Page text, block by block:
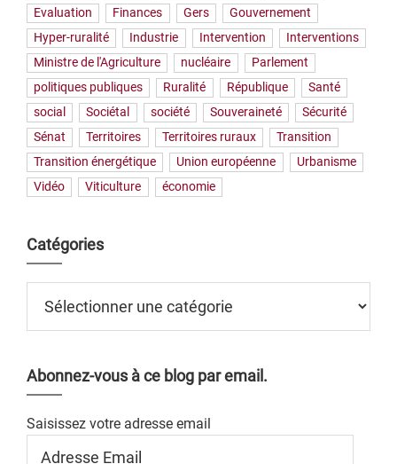
Evaluation
Finances Gers
Gouvernement
Hyper-ruralité
Industrie Intervention
Interventions
Ministre de l'Agriculture
nucléaire
Parlement
politiques publiques
Ruralité République
Santé
social
Sociétal société Souveraineté
Sécurité
Sénat
Territoires Territoires ruraux
Transition
Transition énergétique
Union européenne
Urbanisme
Vidéo
Viticulture économie
Catégories
Abonnez-vous à ce blog par email.
Saisissez votre adresse email